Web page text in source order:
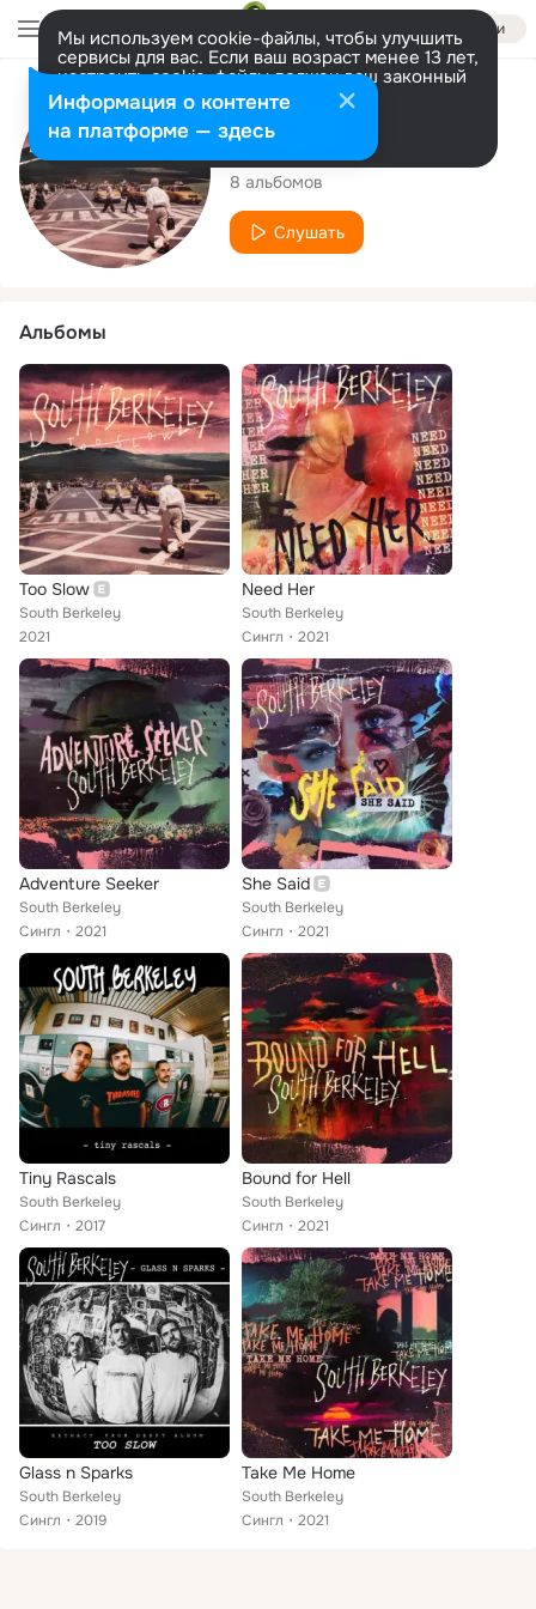
Войти
Мы используем cookie-файлы, чтобы улучшить
сервисы для вас. Если ваш возраст менее 13 лет,
настроить cookie-файлы должен ваш законный
представитель. Больше информации
Разрешить все Настроить
Исполнитель
South Berkeley
8 альбомов
Слушать
Альбомы
Too Slow
South Berkeley
2021
Need Her
South Berkeley
Сингл
2021
Adventure Seeker
South Berkeley
Сингл
2021
She Said
South Berkeley
Сингл
2021
Tiny Rascals
South Berkeley
Сингл
2017
Bound for Hell
South Berkeley
Сингл
2021
Glass n Sparks
South Berkeley
Сингл
2019
Take Me Home
South Berkeley
Сингл
2021
Информация о контенте
на платформе — здесь